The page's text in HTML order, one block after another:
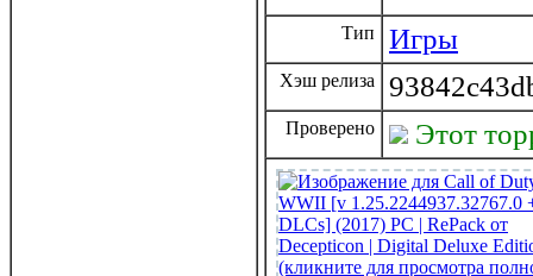
Тип Игры
Хэш релиза
Проверено Этот